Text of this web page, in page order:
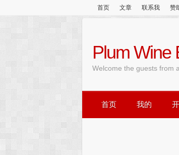
首页 文章 联系我 赞
Plum Wine
Welcome the guests from
首页 我的